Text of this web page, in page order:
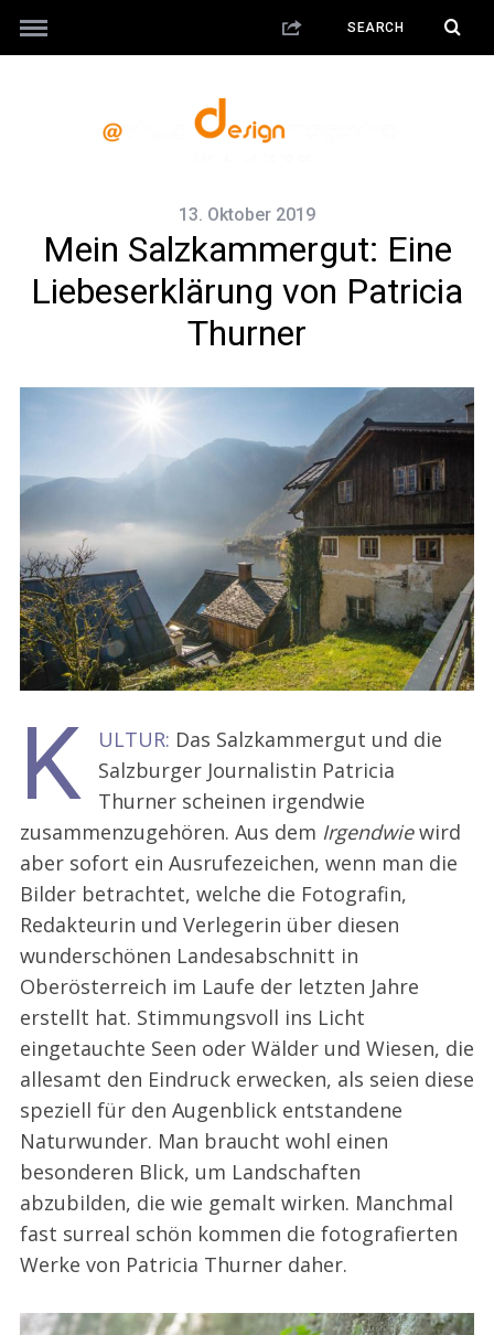
13. Oktober 2019
Mein Salzkammergut: Eine
Liebeserklärung von Patricia
Thurner
K ULTUR: Das Salzkammergut und die
Salzburger Journalistin Patricia
Thurner scheinen irgendwie
zusammenzugehören. Aus dem Irgendwiewird
aber sofort ein Ausrufezeichen, wenn man die
Bilder betrachtet, welche die Fotografin,
Redakteurin und Verlegerin über diesen
wunderschönen Landesabschnitt in
Oberösterreich im Laufe der letzten Jahre
erstellt hat. Stimmungsvoll ins Licht
eingetauchte Seen oder Wälder und Wiesen, die
allesamt den Eindruck erwecken, als seien diese
speziell für den Augenblick entstandene
Naturwunder. Man braucht wohl einen
besonderen Blick, um Landschaften
abzubilden, die wie gemalt wirken. Manchmal
fast surreal schön kommen die fotografierten
Werke von Patricia Thurner daher.